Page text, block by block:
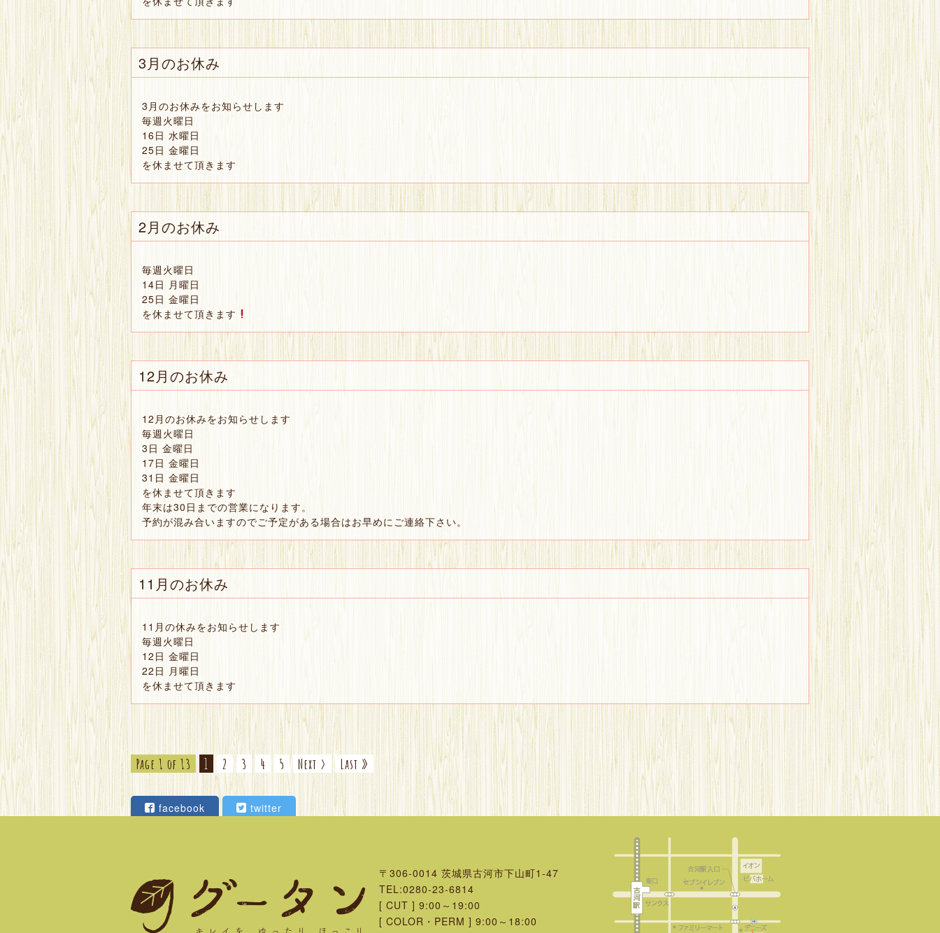
3月のお休み
3月のお休みをお知らせします
毎週火曜日
16日 水曜日
25日 金曜日
を休ませて頂きます
2月のお休み
毎週火曜日
14日 月曜日
25日 金曜日
を休ませて頂きます
12月のお休み
12月のお休みをお知らせします
毎週火曜日
3日 金曜日
17日 金曜日
31日 金曜日
を休ませて頂きます
年末は30日までの営業になります。
予約が混み合いますのでご予定がある場合はお早めにご連絡下さい。
11月のお休み
11月の休みをお知らせします
毎週火曜日
12日 金曜日
22日 月曜日
を休ませて頂きます
Page 1 of 13 1 2 3 4 5 Next › Last »
facebook twitter
〒306-0014 茨城県古河市下山町1-47
TEL:0280-23-6814
[ CUT ] 9:00～19:00
[ COLOR・PERM ] 9:00～18:00